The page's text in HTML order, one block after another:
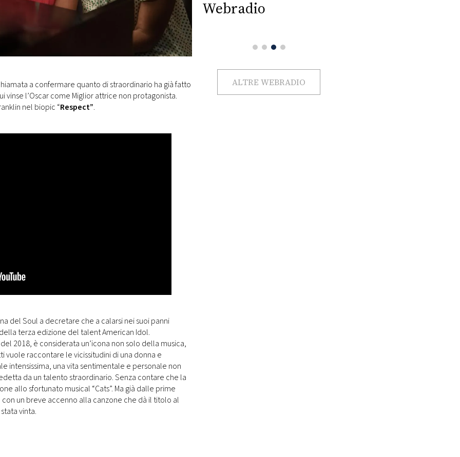
a confermare quanto di straordinario ha già fatto
vinse l’Oscar come Miglior attrice non protagonista.
nel biopic “Respect”.
del Soul a decretare che a calarsi nei suoi panni
terza edizione del talent American Idol.
2018, è considerata un’icona non solo della musica,
vuole raccontare le vicissitudini di una donna e
intensissima, una vita sentimentale e personale non
da un talento straordinario. Senza contare che la
allo sfortunato musical “Cats”. Ma già dalle prime
con un breve accenno alla canzone che dà il titolo al
vinta.
Webradio
ALTRE WEBRADIO